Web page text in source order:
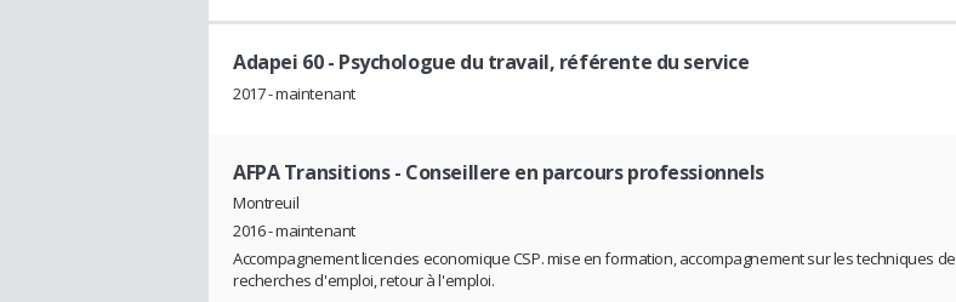
Adapei 60- Psychologue du travail, référente du service
2017 - maintenant
AFPA Transitions- Conseillere en parcours professionnels
Montreuil
2016 - maintenant
Accompagnement licencies economique CSP. mise en formation, accompagnement sur les techniques de
recherches d'emploi, retour à l'emploi.